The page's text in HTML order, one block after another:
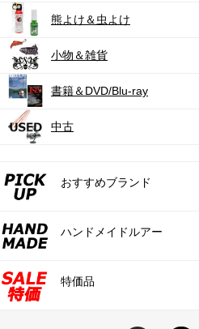
熊よけ＆虫よけ
小物＆雑貨
書籍＆DVD/Blu-ray
中古
おすすめブランド
ハンドメイドルアー
特価品